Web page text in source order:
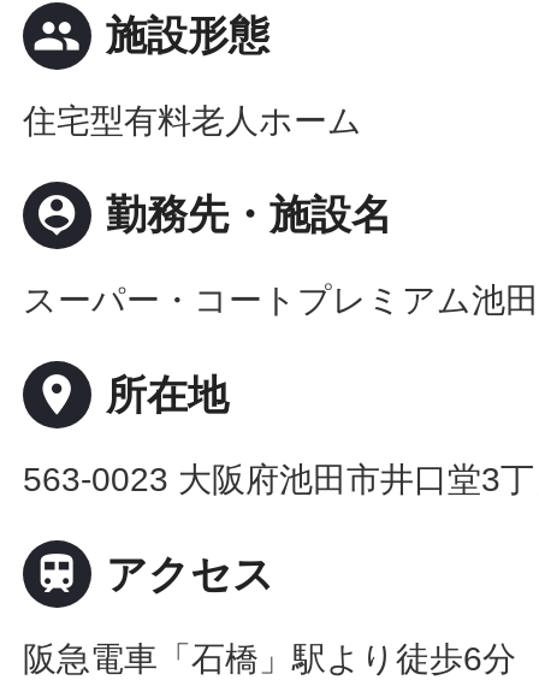
people 施設形態
住宅型有料老人ホーム
person_pin 勤務先・施設名
スーパー・コートプレミアム池田
place 所在地
563-0023 大阪府池田市井口堂3
 アクセス
阪急電車「石橋」駅より徒歩6分